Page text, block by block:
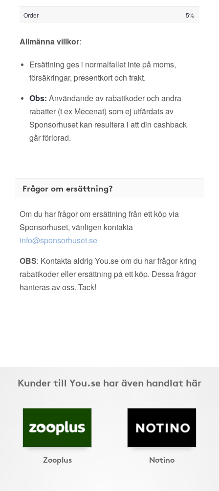
Order 5%
Allmänna villkor:
Ersättning ges i normalfallet inte på moms,
försäkringar, presentkort och frakt.
Obs: Användande av rabattkoder och andra
rabatter (t ex Mecenat) som ej utfärdats av
Sponsorhuset kan resultera i att din cashback
går förlorad.
Frågor om ersättning?
Om du har frågor om ersättning från ett köp via
Sponsorhuset, vänligen kontakta
info@sponsorhuset.se
OBS: Kontakta aldrig You.se om du har frågor kring
rabattkoder eller ersättning på ett köp. Dessa frågor
hanteras av oss. Tack!
Kunder till You.se har även handlat här
Zooplus Notino